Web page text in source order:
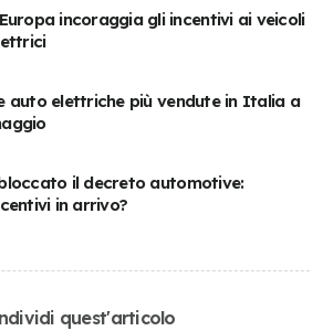
incoraggia gli incentivi ai veicoli
auto elettriche più vendute in Italia a
il decreto automotive:
in arrivo?
quest'articolo